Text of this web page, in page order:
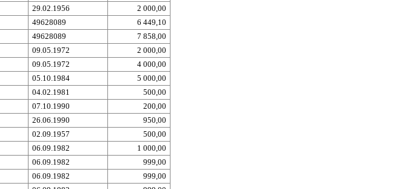
29.02.1956
2 000,00
49628089
6 449,10
49628089
7 858,00
09.05.1972
2 000,00
09.05.1972
4 000,00
05.10.1984
5 000,00
04.02.1981
500,00
07.10.1990
200,00
26.06.1990
950,00
02.09.1957
500,00
06.09.1982
1 000,00
06.09.1982
999,00
06.09.1982
999,00